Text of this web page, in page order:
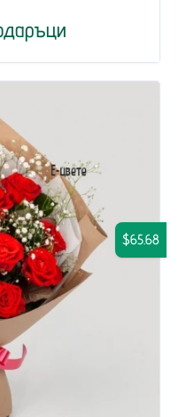
$65.68